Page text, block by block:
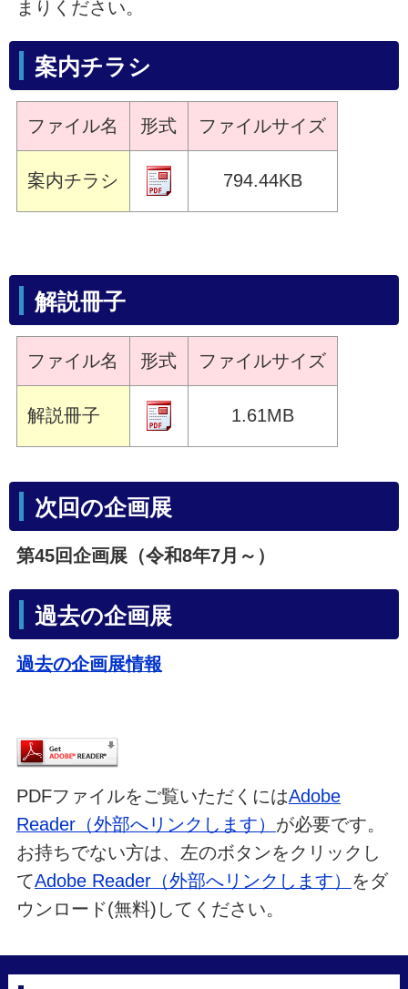
まりください。
案内チラシ
ファイル名 形式 ファイルサイズ
案内チラシ 794.44KB
解説冊子
ファイル名 形式 ファイルサイズ
解説冊子 1.61MB
次回の企画展
第45回企画展（令和8年7月～）
過去の企画展
過去の企画展情報
PDFファイルをご覧いただくにはAdobe
Reader（外部へリンクします） が必要です。
お持ちでない方は、左のボタンをクリックし
てAdobe Reader（外部へリンクします） をダ
ウンロード(無料)してください。